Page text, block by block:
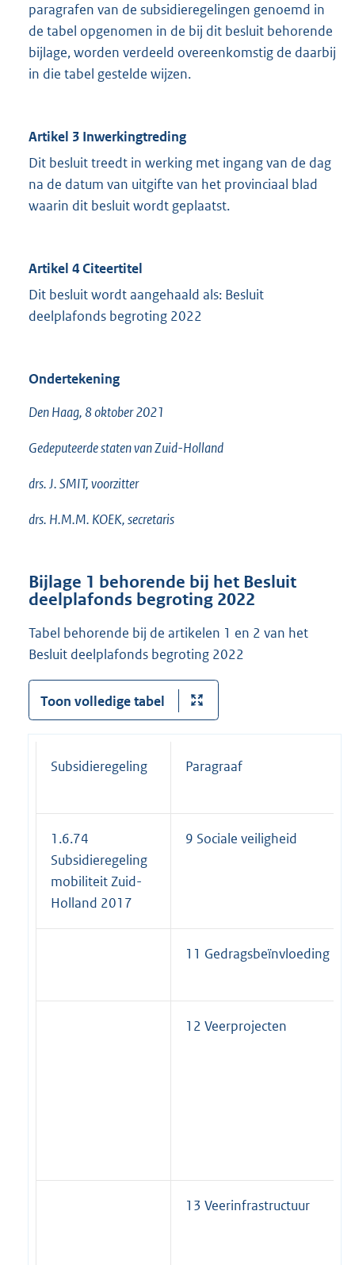
paragrafen van de subsidieregelingen genoemd in
de tabel opgenomen in de bij dit besluit behorende
bijlage, worden verdeeld overeenkomstig de daarbij
in die tabel gestelde wijzen.
Artikel 3 Inwerkingtreding
Dit besluit treedt in werking met ingang van de dag
na de datum van uitgifte van het provinciaal blad
waarin dit besluit wordt geplaatst.
Artikel 4 Citeertitel
Dit besluit wordt aangehaald als: Besluit
deelplafonds begroting 2022
Ondertekening
Den Haag, 8 oktober 2021
Gedeputeerde staten van Zuid-Holland
drs. J. SMIT, voorzitter
drs. H.M.M. KOEK, secretaris
Bijlage 1 behorende bij het Besluit
deelplafonds begroting 2022
Tabel behorende bij de artikelen 1 en 2 van het
Besluit deelplafonds begroting 2022
Toon volledige tabel
Subsidieregeling Paragraaf
1.6.74
Subsidieregeling
mobiliteit Zuid-
Holland 2017
9 Sociale veiligheid
11 Gedragsbeïnvloeding
12 Veerprojecten
13 Veerinfrastructuur